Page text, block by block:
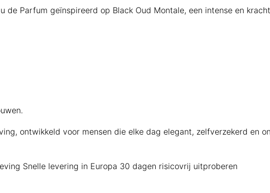
de Parfum geïnspireerd op Black Oud Montale, een intense en
ontwikkeld voor mensen die elke dag elegant, zelfverzekerd en
Snelle levering in Europa 30 dagen risicovrij uitproberen